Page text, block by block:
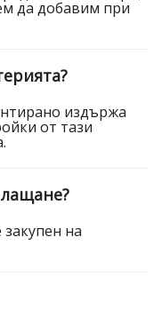
да добавим при
издържа
от тази
на